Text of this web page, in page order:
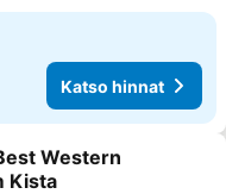
Katso hinnat
Western
Kista